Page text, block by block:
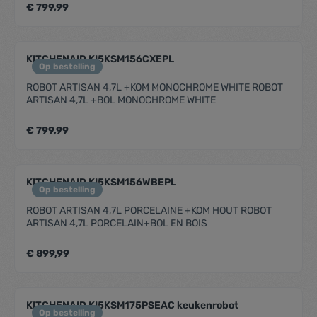
€ 799,99
Op bestelling
KITCHENAID KI5KSM156CXEPL
ROBOT ARTISAN 4,7L +KOM MONOCHROME WHITE ROBOT
ARTISAN 4,7L +BOL MONOCHROME WHITE
€ 799,99
Op bestelling
KITCHENAID KI5KSM156WBEPL
ROBOT ARTISAN 4,7L PORCELAINE +KOM HOUT ROBOT
ARTISAN 4,7L PORCELAIN+BOL EN BOIS
€ 899,99
Op bestelling
KITCHENAID KI5KSM175PSEAC keukenrobot